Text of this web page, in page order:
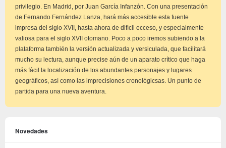
privilegio. En Madrid, por Juan García Infanzón. Con una presentación
de Fernando Fernández Lanza, hará más accesible esta fuente
impresa del siglo XVII, hasta ahora de difícil ecceso, y especialmente
valiosa para el siglo XVII otomano. Poco a poco iremos subiendo a la
plataforma también la versión actualizada y versiculada, que facilitará
mucho su lectura, aunque precise aún de un aparato crítico que haga
más fácil la localización de los abundantes personajes y lugares
geográficos, así como las imprecisiones cronológicsas. Un punto de
partida para una nueva aventura.
Novedades